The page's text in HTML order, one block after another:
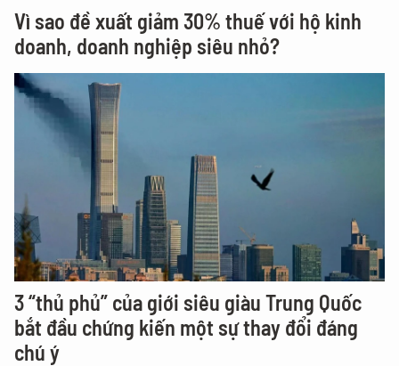
Vì sao đề xuất giảm 30% thuế với hộ kinh
doanh, doanh nghiệp siêu nhỏ?
3 “thủ phủ” của giới siêu giàu Trung Quốc
bắt đầu chứng kiến một sự thay đổi đáng
chú ý